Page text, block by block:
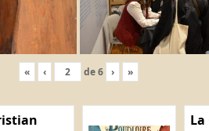
« ‹ de6 › »